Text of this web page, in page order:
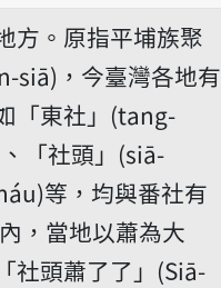
方。原指平埔族聚
siā)，今臺灣各地有
「東社」(tang-
「社頭」(siā-
等，均與番社有
，當地以蕭為大
社頭蕭了了」(Siā-